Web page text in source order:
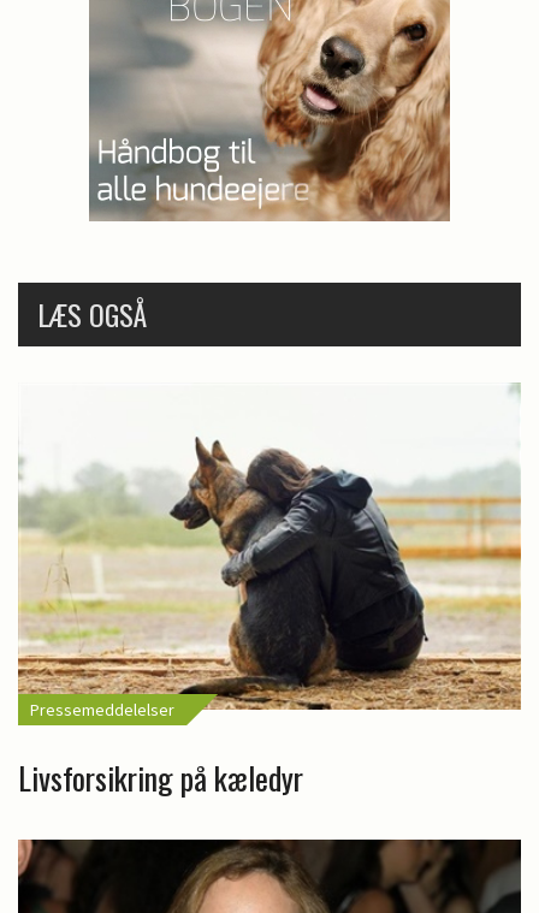
LÆS OGSÅ
Pressemeddelelser
Livsforsikring på kæledyr